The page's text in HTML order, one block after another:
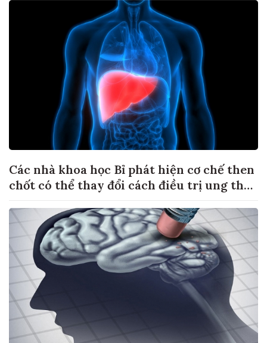
Các nhà khoa học Bỉ phát hiện cơ chế then
chốt có thể thay đổi cách điều trị ung thư